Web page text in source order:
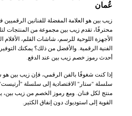
عُمان
زيب بين هو العلامة المفضلة للفنانين
محترفًا، تقدم زيب بين مجموعة من المنتجات
الأجهزة اللوحية للرسم، شاشات القلم،
الفنية الرقمية. والأفضل من ذلك؟ يمكنك
أحدث رموز خصم زيب بين عند الدفع.
إذا كنت شغوفًا بالفن الرقمي، فإن زيب بين هو
سلسلة "ستار" الاقتصادية إلى سلسلة "أرتيست"
منتج لكل فنان. ومع رموز الخصم من زيب بين،
القوية إلى استوديوك دون إنفاق الكثير.